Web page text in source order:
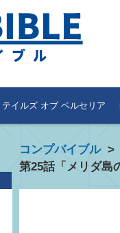
テイルズ オブ ベルセリア
コンプバイブル>
第25話「メリダ島